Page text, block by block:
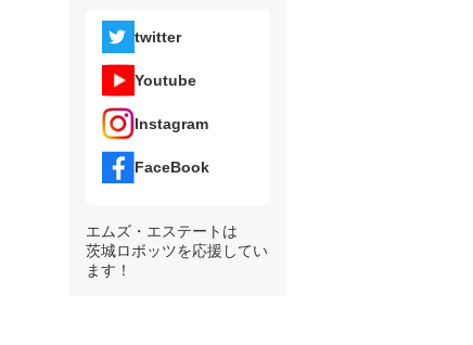
twitter
Youtube
Instagram
FaceBook
エムズ・エステートは
茨城ロボッツを応援してい
ます！